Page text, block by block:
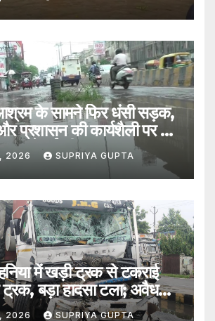
के सामने फिर धंसी सड़क,
प्रशासन की कार्यशैली पर उठे
पहले हुई थी मरम्मत
2026 SUPRIYA GUPTA
में खड़ी ट्रक से टकराई
बड़ा हादसा टला; अवैध
सवाल
2026 SUPRIYA GUPTA